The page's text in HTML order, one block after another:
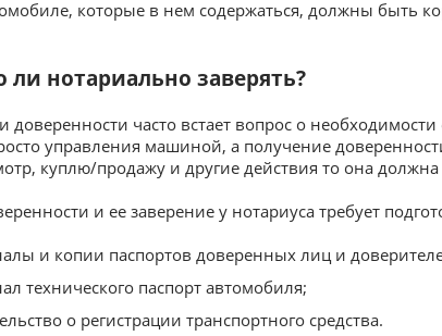
которые в нем содержаться, должны быть
нотариально заверять?
часто встает вопрос о
управления машиной, а получение
куплю/продажу и другие действия то она
и ее заверение у нотариуса требует
и копии паспортов доверенных лиц и
технического паспорт автомобиля;
о регистрации транспортного средства.